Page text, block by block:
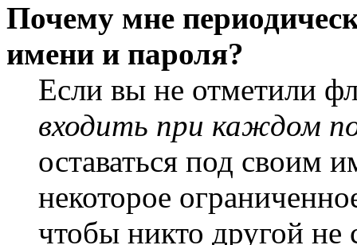
Почему мне
имени и пароля?
Если вы не отметили
входить при каждом
оставаться под своим
некоторое
чтобы никто другой не